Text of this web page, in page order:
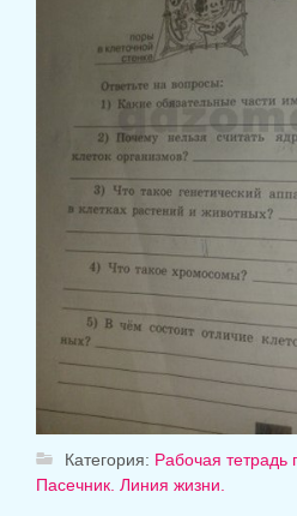
Категория: Рабочая тетрадь
Пасечник. Линия жизни.